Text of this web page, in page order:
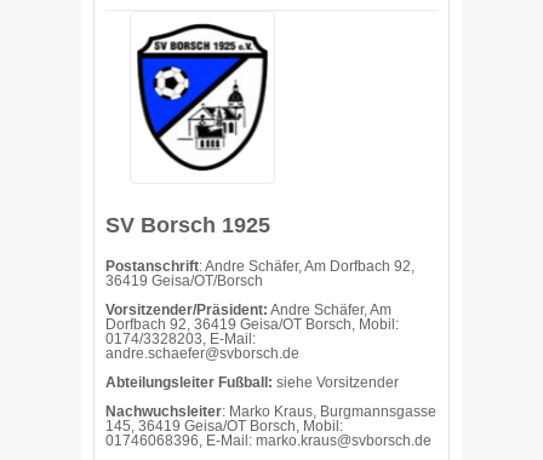
SV Borsch 1925
Postanschrift: Andre Schäfer, Am Dorfbach 92,
36419 Geisa/OT/Borsch
Vorsitzender/Präsident: Andre Schäfer, Am
Dorfbach 92, 36419 Geisa/OT Borsch, Mobil:
0174/3328203, E-Mail:
andre.schaefer@svborsch.de
Abteilungsleiter Fußball: siehe Vorsitzender
Nachwuchsleiter: Marko Kraus, Burgmannsgasse
145, 36419 Geisa/OT Borsch, Mobil:
01746068396, E-Mail: marko.kraus@svborsch.de